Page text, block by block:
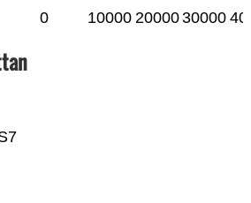
0 10000 2000030000